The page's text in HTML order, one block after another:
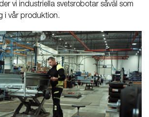
vi industriella svetsrobotar såväl som
i vår produktion.